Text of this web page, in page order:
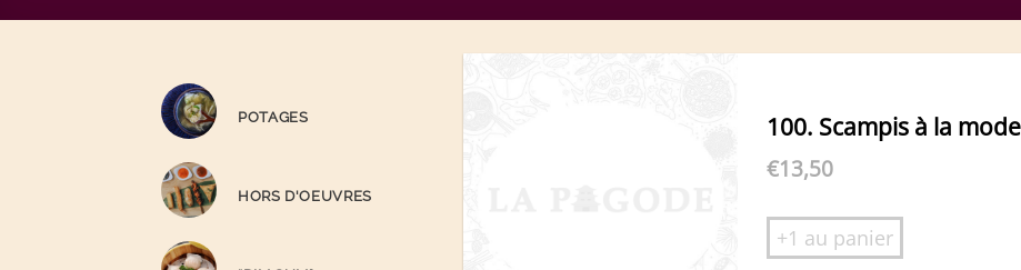
POTAGES
HORS D'OEUVRES
100. Scampis à la
€13,50
+1 au panier